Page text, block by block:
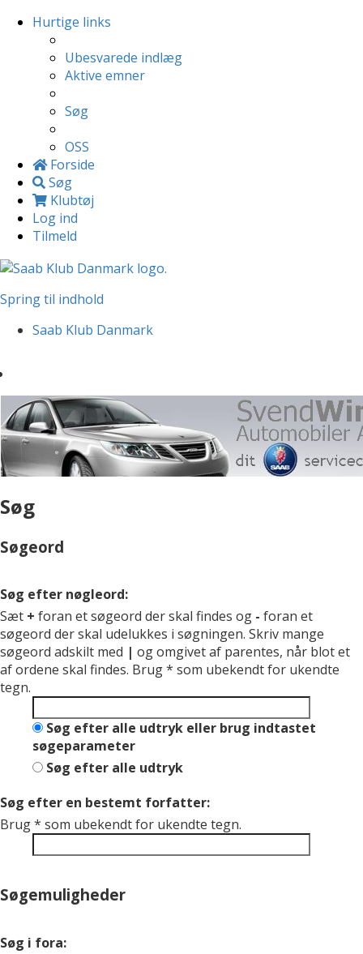
Hurtige links
Ubesvarede indlæg
Aktive emner
Søg
OSS
Forside
Søg
Klubtøj
Log ind
Tilmeld
Spring til indhold
Saab Klub Danmark
Søg
Søgeord
Søg efter nøgleord:
Sæt + foran et søgeord der skal findes og - foran et
søgeord der skal udelukkes i søgningen. Skriv mange
søgeord adskilt med | og omgivet af parentes, når blot et
af ordene skal findes. Brug * som ubekendt for ukendte
tegn.
Søg efter alle udtryk eller brug indtastet
søgeparameter
Søg efter alle udtryk
Søg efter en bestemt forfatter:
Brug * som ubekendt for ukendte tegn.
Søgemuligheder
Søg i fora: